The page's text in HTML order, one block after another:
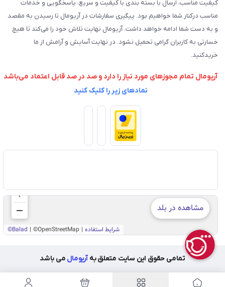
کیفیت مناسب، ارسال با بسته بندی با کیفیت و سریع، پاسخگویی و خدمات
مناسب درکنار شما خواهیم بود. پیگیری سفارشات در آریومال تا رسیدن به مقصد
و به دست شما ادامه خواهد داشت. آریومال نهایت تلاش خود را می‌کند تا هیچ
خسارتی به کاربران گرامی تحمیل نشود. در نهایت آسایش و آرامش از ما
خریدکنید.
آریومال تمام مجوزهای مورد نیاز را دارد و صد در صد قابل اعتماد می‌باشد
نمادهای زیر را کلیک کنید
تمامی حقوق این سایت متعلق بهآریومال می باشد